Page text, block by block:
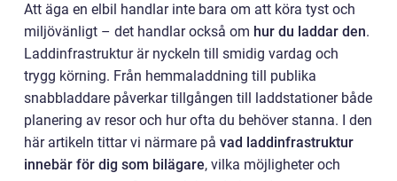
Att äga en elbil handlar inte bara om att köra tyst och
miljövänligt – det handlar också om hur du laddar den.
Laddinfrastruktur är nyckeln till smidig vardag och
trygg körning. Från hemmaladdning till publika
snabbladdare påverkar tillgången till laddstationer både
planering av resor och hur ofta du behöver stanna. I den
här artikeln tittar vi närmare på vad laddinfrastruktur
innebär för dig som bilägare, vilka möjligheter och